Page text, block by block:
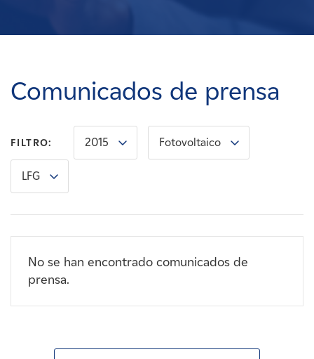
Carreras
Noticias
Contacte con
Comunicados de prensa
FILTRO: 2015 Fotovoltaico
LFG
No se han encontrado comunicados de
prensa.